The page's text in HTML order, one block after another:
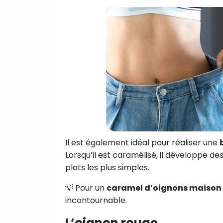
Il est également idéal pour réaliser une
Lorsqu’il est caramélisé, il développe
plats les plus simples.
💡 Pour un caramel d’oignons maison
incontournable.